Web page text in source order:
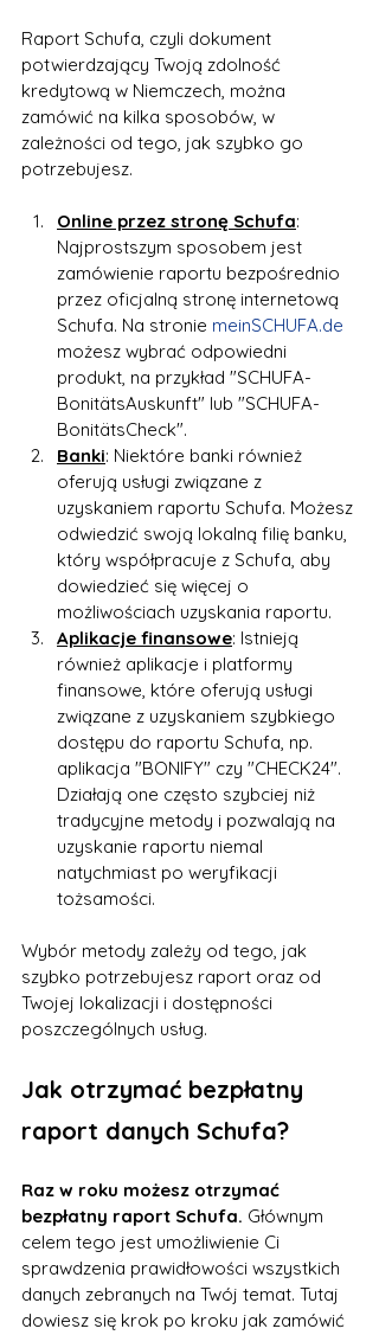
Raport Schufa, czyli dokument
potwierdzający Twoją zdolność
kredytową w Niemczech, można
zamówić na kilka sposobów, w
zależności od tego, jak szybko go
potrzebujesz.
Online przez stronę Schufa:
Najprostszym sposobem jest
zamówienie raportu bezpośrednio
przez oficjalną stronę internetową
Schufa. Na stronie meinSCHUFA.de
możesz wybrać odpowiedni
produkt, na przykład "SCHUFA-
BonitätsAuskunft" lub "SCHUFA-
BonitätsCheck".
Banki: Niektóre banki również
oferują usługi związane z
uzyskaniem raportu Schufa. Możesz
odwiedzić swoją lokalną filię banku,
który współpracuje z Schufa, aby
dowiedzieć się więcej o
możliwościach uzyskania raportu.
Aplikacje finansowe: Istnieją
również aplikacje i platformy
finansowe, które oferują usługi
związane z uzyskaniem szybkiego
dostępu do raportu Schufa, np.
aplikacja "BONIFY" czy "CHECK24".
Działają one często szybciej niż
tradycyjne metody i pozwalają na
uzyskanie raportu niemal
natychmiast po weryfikacji
tożsamości.
Wybór metody zależy od tego, jak
szybko potrzebujesz raport oraz od
Twojej lokalizacji i dostępności
poszczególnych usług.
Jak otrzymać bezpłatny
raport danych Schufa?
Raz w roku możesz otrzymać
bezpłatny raport Schufa. Głównym
celem tego jest umożliwienie Ci
sprawdzenia prawidłowości wszystkich
danych zebranych na Twój temat. Tutaj
dowiesz się krok po kroku jak zamówić